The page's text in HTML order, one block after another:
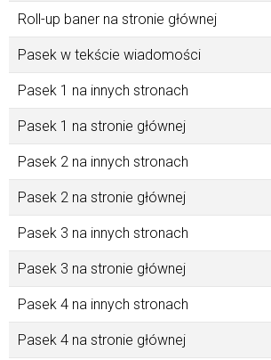
Roll-up baner na stronie głównej
Pasek w tekście wiadomości
Pasek 1 na innych stronach
Pasek 1 na stronie głównej
Pasek 2 na innych stronach
Pasek 2 na stronie głównej
Pasek 3 na innych stronach
Pasek 3 na stronie głównej
Pasek 4 na innych stronach
Pasek 4 na stronie głównej